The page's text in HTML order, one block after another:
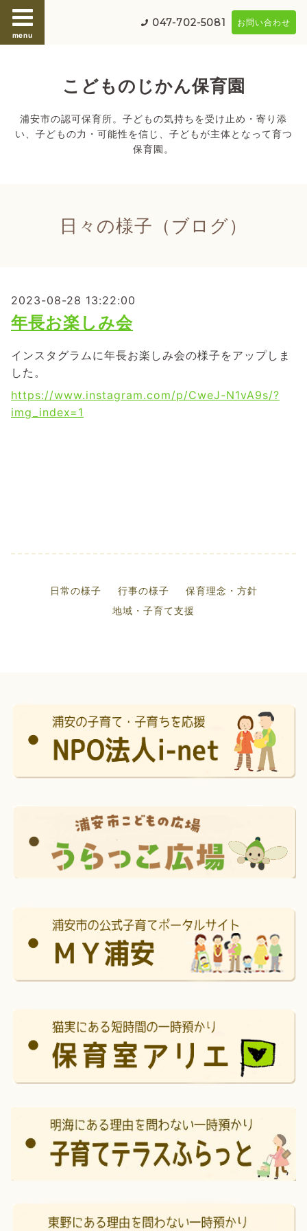
menu
047-702-5081 お問い合わせ
こどものじかん保育園
浦安市の認可保育所。子どもの気持ちを受け止め・寄り添
い、子どもの力・可能性を信じ、子どもが主体となって育つ
保育園。
日々の様子（ブログ）
2023-08-28 13:22:00
年長お楽しみ会
インスタグラムに年長お楽しみ会の様子をアップしま
した。
https://www.instagram.com/p/CweJ-N1vA9s/?
img_index=1
日常の様子 行事の様子
保育理念・方針
地域・子育て支援